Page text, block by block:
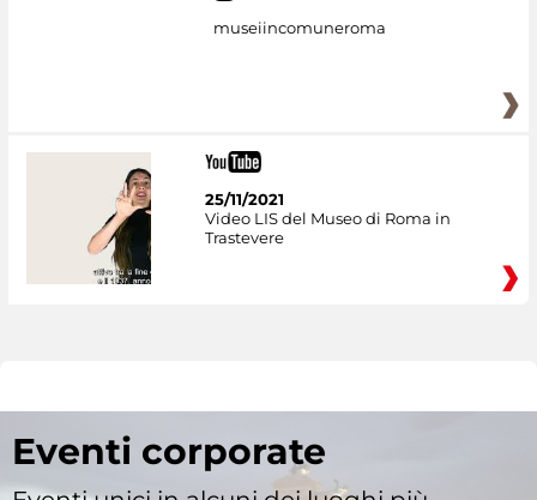
museiincomuneroma
25/11/2021
Video LIS del Museo di Roma in
Trastevere
Eventi corporate